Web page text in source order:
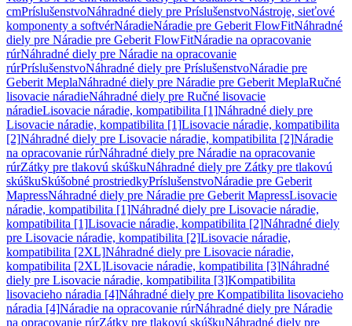
cmPríslušenstvoNáhradné diely pre PríslušenstvoNástroje, sieťové
komponenty a softvérNáradieNáradie pre Geberit FlowFitNáhradné
diely pre Náradie pre Geberit FlowFitNáradie na opracovanie
rúrNáhradné diely pre Náradie na opracovanie
rúrPríslušenstvoNáhradné diely pre PríslušenstvoNáradie pre
Geberit MeplaNáhradné diely pre Náradie pre Geberit MeplaRučné
lisovacie náradieNáhradné diely pre Ručné lisovacie
náradieLisovacie náradie, kompatibilita [1]Náhradné diely pre
Lisovacie náradie, kompatibilita [1]Lisovacie náradie, kompatibilita
[2]Náhradné diely pre Lisovacie náradie, kompatibilita [2]Náradie
na opracovanie rúrNáhradné diely pre Náradie na opracovanie
rúrZátky pre tlakovú skúškuNáhradné diely pre Zátky pre tlakovú
skúškuSkúšobné prostriedkyPríslušenstvoNáradie pre Geberit
MapressNáhradné diely pre Náradie pre Geberit MapressLisovacie
náradie, kompatibilita [1]Náhradné diely pre Lisovacie náradie,
kompatibilita [1]Lisovacie náradie, kompatibilita [2]Náhradné diely
pre Lisovacie náradie, kompatibilita [2]Lisovacie náradie,
kompatibilita [2XL]Náhradné diely pre Lisovacie náradie,
kompatibilita [2XL]Lisovacie náradie, kompatibilita [3]Náhradné
diely pre Lisovacie náradie, kompatibilita [3]Kompatibilita
lisovacieho náradia [4]Náhradné diely pre Kompatibilita lisovacieho
náradia [4]Náradie na opracovanie rúrNáhradné diely pre Náradie
na opracovanie rúrZátky pre tlakovú skúškuNáhradné diely pre